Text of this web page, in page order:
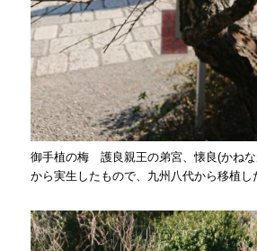
御手植の梅 護良親王の弟宮、懐良(かね
から実生したもので、九州八代から移植し